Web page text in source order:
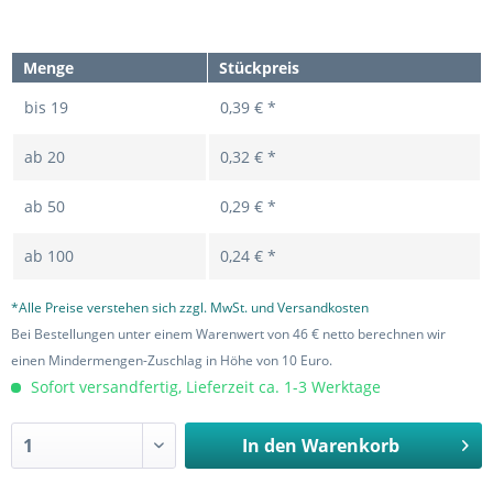
Menge
Stückpreis
bis 19 0,39 € *
ab 20 0,32 € *
ab 50 0,29 € *
ab 100 0,24 € *
*Alle Preise verstehen sich zzgl. MwSt. und Versandkosten
Bei Bestellungen unter einem Warenwert von 46 € netto berechnen wir
einen Mindermengen-Zuschlag in Höhe von 10 Euro.
Sofort versandfertig, Lieferzeit ca. 1-3 Werktage
In den Warenkorb